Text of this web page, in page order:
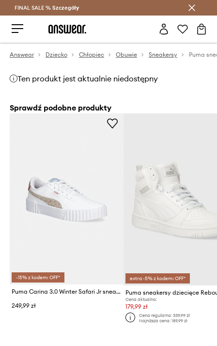
Oszczędzaj z Answear Club >
FINAL SALE % Szczegóły
Answear Dziecko Chłopiec Obuwie Sneakersy
Ten produkt jest aktualnie niedostępny
Sprawdź podobne produkty
-15% z kodem: OFF*
Puma Carina 3.0 Winter Safari Jr sneakersy dziecięce
249,99 zł
extra -5% z kodem: OFF*
Cena aktualna:
179,99 zł
Cena regularna: 339,99 zł
Najniższa cena: 189,99 zł